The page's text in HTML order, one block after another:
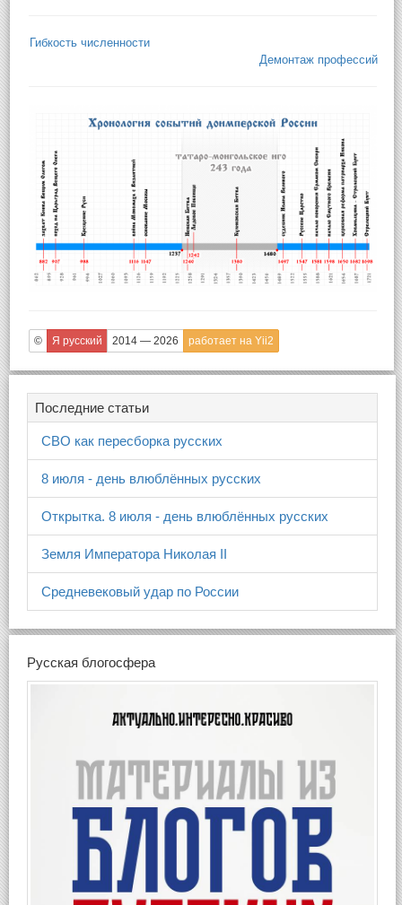
Гибкость численности
Демонтаж профессий
© Я русский 2014 — 2026 работает на Yii2
Последние статьи
СВО как пересборка русских
8 июля - день влюблённых русских
Открытка. 8 июля - день влюблённых русских
Земля Императора Николая II
Средневековый удар по России
Русская блогосфера